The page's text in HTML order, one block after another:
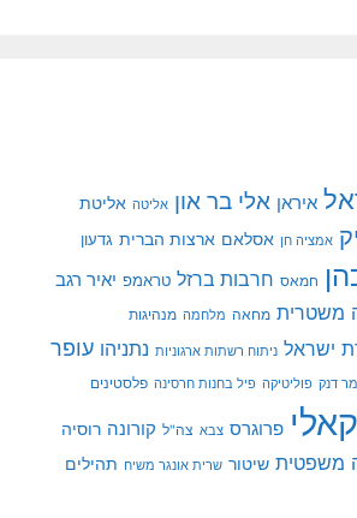
איראן אלי בר און אליטה אליטת
אמציה חן אסלאם ארצות הברית גדעון
חמאס חרבות ברזל טראמפ יאיר רגב
משטרית מחאה מלחמה מנהיגות
ישראל ניתוח רשתות ארגוניות נתניהו עופר
דנק פוליטיקה פיל בחנות חרסינה פלסטינים
פרוגרס צבא צה"ל קורונה רוסיה
משפטית שיטור שרית אונגר משיח תהילים